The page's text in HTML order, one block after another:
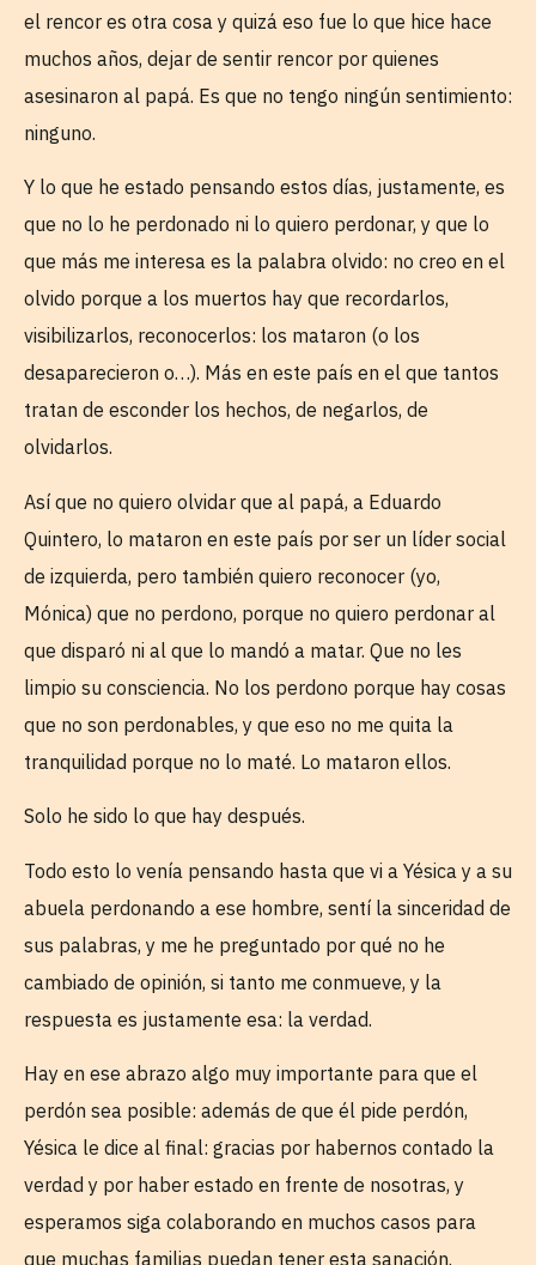
el rencor es otra cosa y quizá eso fue lo que hice hace
muchos años, dejar de sentir rencor por quienes
asesinaron al papá. Es que no tengo ningún sentimiento:
ninguno.
Y lo que he estado pensando estos días, justamente, es
que no lo he perdonado ni lo quiero perdonar, y que lo
que más me interesa es la palabra olvido: no creo en el
olvido porque a los muertos hay que recordarlos,
visibilizarlos, reconocerlos: los mataron (o los
desaparecieron o…). Más en este país en el que tantos
tratan de esconder los hechos, de negarlos, de
olvidarlos.
Así que no quiero olvidar que al papá, a Eduardo
Quintero, lo mataron en este país por ser un líder social
de izquierda, pero también quiero reconocer (yo,
Mónica) que no perdono, porque no quiero perdonar al
que disparó ni al que lo mandó a matar. Que no les
limpio su consciencia. No los perdono porque hay cosas
que no son perdonables, y que eso no me quita la
tranquilidad porque no lo maté. Lo mataron ellos.
Solo he sido lo que hay después.
Todo esto lo venía pensando hasta que vi a Yésica y a su
abuela perdonando a ese hombre, sentí la sinceridad de
sus palabras, y me he preguntado por qué no he
cambiado de opinión, si tanto me conmueve, y la
respuesta es justamente esa: la verdad.
Hay en ese abrazo algo muy importante para que el
perdón sea posible: además de que él pide perdón,
Yésica le dice al final: gracias por habernos contado la
verdad y por haber estado en frente de nosotras, y
esperamos siga colaborando en muchos casos para
que muchas familias puedan tener esta sanación.